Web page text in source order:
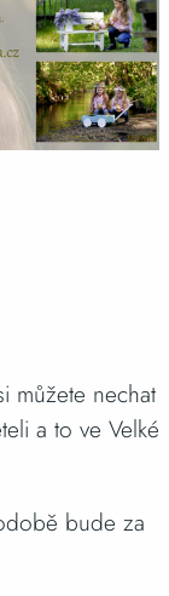
můžete nechat
a to ve Velké
bude za